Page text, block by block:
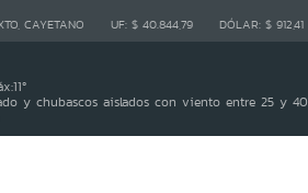
CAYETANO UF: $ 40.844,79 DÓLAR: $ 912,41
11º
y chubascos aislados con viento entre 25 y 40